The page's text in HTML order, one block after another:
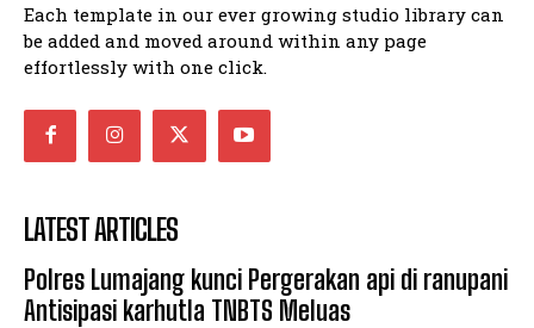
Each template in our ever growing studio library can
be added and moved around within any page
effortlessly with one click.
LATEST ARTICLES
Polres Lumajang kunci Pergerakan api di ranupani
Antisipasi karhutla TNBTS Meluas